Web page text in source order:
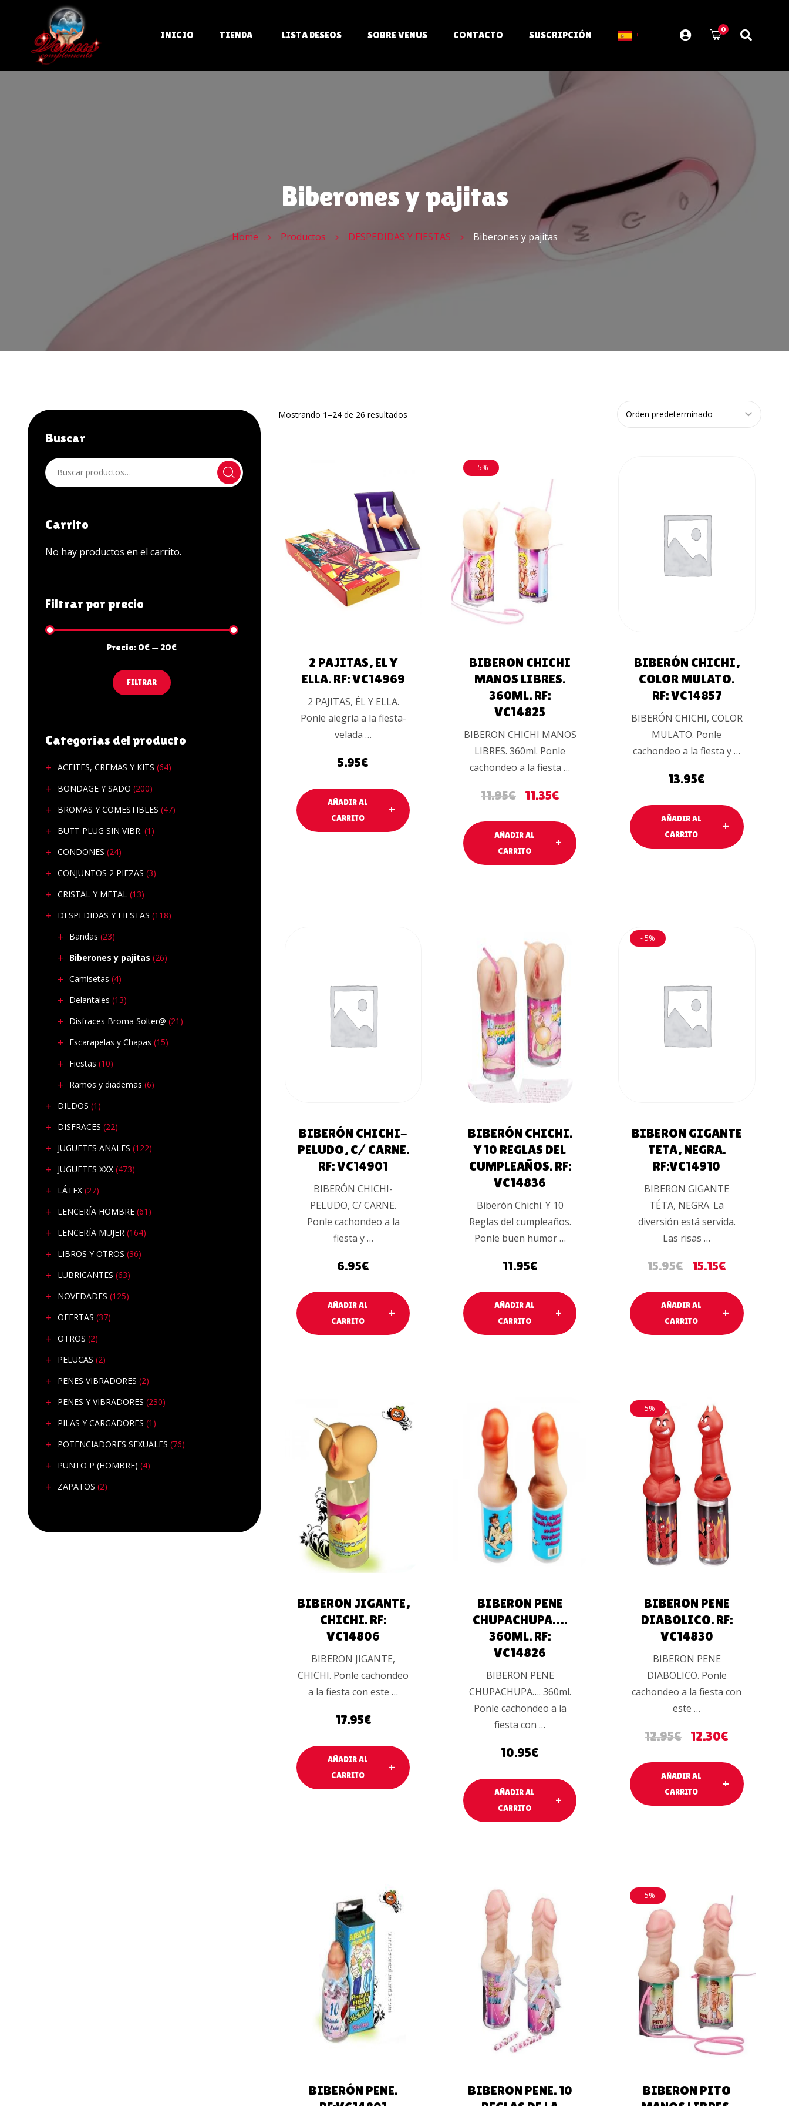
INICIO TIENDA
DESPEDIDAS Y FIESTAS
DISFRACES
LENCERÍA HOMBRE
OTROS
LISTA DESEOS SOBRE VENUS CONTACTO SUSCRIPCIÓN 0
Biberones y pajitas
Home Productos DESPEDIDAS Y FIESTAS Biberones y pajitas
Mostrando 1–24 de 26 resultados
AÑADIR AL
CARRITO
2 PAJITAS, EL Y
ELLA. RF: VC14969
2 PAJITAS, ÉL Y ELLA.
Ponle alegría a la fiesta-
velada …
5.95€
AÑADIR AL
CARRITO
AÑADIR AL
CARRITO
- 5%
BIBERON CHICHI
MANOS LIBRES.
360ML. RF:
VC14825
BIBERON CHICHI MANOS
LIBRES. 360ml. Ponle
cachondeo a la fiesta …
11.95€ 11.35€
AÑADIR AL
CARRITO
AÑADIR AL
CARRITO
BIBERÓN CHICHI,
COLOR MULATO.
RF: VC14857
BIBERÓN CHICHI, COLOR
MULATO. Ponle
cachondeo a la fiesta y …
13.95€
AÑADIR AL
CARRITO
AÑADIR AL
CARRITO
BIBERÓN CHICHI-
PELUDO, C/ CARNE.
RF: VC14901
BIBERÓN CHICHI-
PELUDO, C/ CARNE.
Ponle cachondeo a la
fiesta y …
6.95€
AÑADIR AL
CARRITO
AÑADIR AL
CARRITO
BIBERÓN CHICHI.
Y 10 REGLAS DEL
CUMPLEAÑOS. RF:
VC14836
Biberón Chichi. Y 10
Reglas del cumpleaños.
Ponle buen humor …
11.95€
AÑADIR AL
CARRITO
AÑADIR AL
CARRITO
- 5%
BIBERON GIGANTE
TETA, NEGRA.
RF:VC14910
BIBERON GIGANTE
TÉTA, NEGRA. La
diversión está servida.
Las risas …
15.95€ 15.15€
AÑADIR AL
CARRITO
AÑADIR AL
CARRITO
BIBERON JIGANTE,
CHICHI. RF:
VC14806
BIBERON JIGANTE,
CHICHI. Ponle cachondeo
a la fiesta con este …
17.95€
AÑADIR AL
CARRITO
AÑADIR AL
CARRITO
BIBERON PENE
CHUPACHUPA….
360ML. RF:
VC14826
BIBERON PENE
CHUPACHUPA…. 360ml.
Ponle cachondeo a la
fiesta con …
10.95€
AÑADIR AL
CARRITO
AÑADIR AL
CARRITO
- 5%
BIBERON PENE
DIABOLICO. RF:
VC14830
BIBERON PENE
DIABOLICO. Ponle
cachondeo a la fiesta con
este …
12.95€ 12.30€
AÑADIR AL
CARRITO
AÑADIR AL
CARRITO
BIBERÓN PENE.
AÑADIR AL
CARRITO
BIBERON PENE. 10
AÑADIR AL
CARRITO
- 5%
BIBERON PITO
Buscar
Carrito
No hay productos en el carrito.
Filtrar por precio
FILTRAR
Precio: 0€ —20€
Categorías del producto
ACEITES, CREMAS Y KITS (64)
BONDAGE Y SADO (200)
BROMAS Y COMESTIBLES (47)
BUTT PLUG SIN VIBR. (1)
CONDONES (24)
CONJUNTOS 2 PIEZAS (3)
CRISTAL Y METAL (13)
DESPEDIDAS Y FIESTAS (118)
Bandas (23)
Biberones y pajitas (26)
Camisetas (4)
Delantales (13)
Disfraces Broma Solter@ (21)
Escarapelas y Chapas (15)
Fiestas (10)
Ramos y diademas (6)
DILDOS (1)
DISFRACES (22)
JUGUETES ANALES (122)
JUGUETES XXX (473)
LÁTEX (27)
LENCERÍA HOMBRE (61)
LENCERÍA MUJER (164)
LIBROS Y OTROS (36)
LUBRICANTES (63)
NOVEDADES (125)
OFERTAS (37)
OTROS (2)
PELUCAS (2)
PENES VIBRADORES (2)
PENES Y VIBRADORES (230)
PILAS Y CARGADORES (1)
POTENCIADORES SEXUALES (76)
PUNTO P (HOMBRE) (4)
ZAPATOS (2)